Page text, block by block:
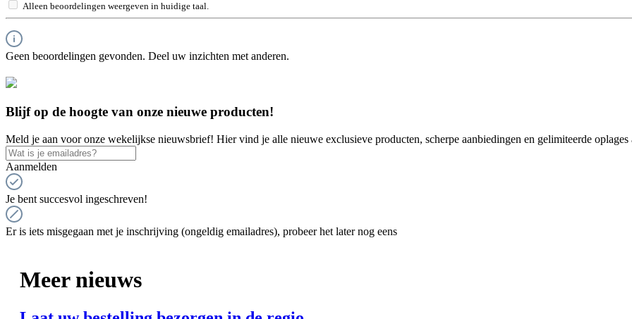
Alleen beoordelingen weergeven in huidige taal.
Geen beoordelingen gevonden. Deel uw inzichten met anderen.
Blijf op de hoogte van onze nieuwe producten!
Meld je aan voor onze wekelijkse nieuwsbrief! Hier vind je alle nieuwe exclusieve producten, scherpe aanbiedingen en gelimiteerde oplages
Aanmelden
Je bent succesvol ingeschreven!
Er is iets misgegaan met je inschrijving (ongeldig emailadres), probeer het later nog eens
Meer nieuws